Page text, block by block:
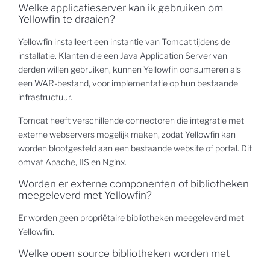
Welke applicatieserver kan ik gebruiken om
Yellowfin te draaien?
Yellowfin installeert een instantie van Tomcat tijdens de
installatie. Klanten die een Java Application Server van
derden willen gebruiken, kunnen Yellowfin consumeren als
een WAR-bestand, voor implementatie op hun bestaande
infrastructuur.
Tomcat heeft verschillende connectoren die integratie met
externe webservers mogelijk maken, zodat Yellowfin kan
worden blootgesteld aan een bestaande website of portal. Dit
omvat Apache, IIS en Nginx.
Worden er externe componenten of bibliotheken
meegeleverd met Yellowfin?
Er worden geen propriëtaire bibliotheken meegeleverd met
Yellowfin.
Welke open source bibliotheken worden met